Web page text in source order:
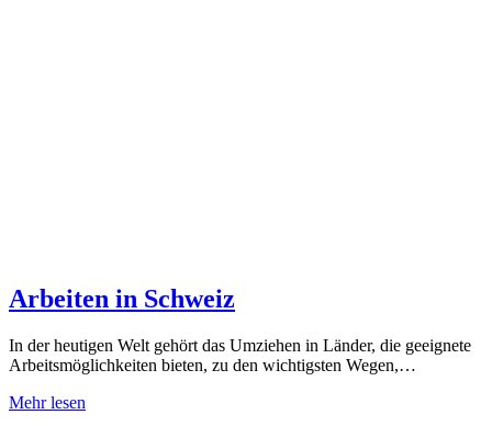
Arbeiten in Schweiz
In der heutigen Welt gehört das Umziehen in Länder, die geeignete
Arbeitsmöglichkeiten bieten, zu den wichtigsten Wegen,…
Mehr lesen